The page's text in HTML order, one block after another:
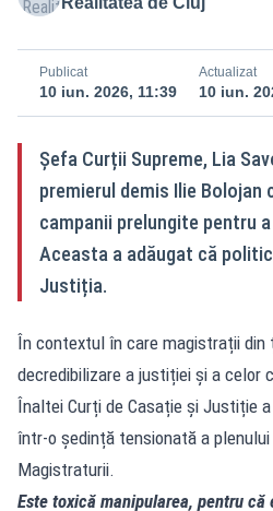
Publicat
10 iun. 2026, 11:39
Actualizat
10 iun.
Șefa Curții Supreme, Lia
premierul demis Ilie
campanii prelungite pentru
Aceasta a adăugat că
Justiția.
În contextul în care magistrații din
decredibilizare a justiției și a celor
Înaltei Curți de Casație și Justiție
într-o ședință tensionată a plenului
Magistraturii.
Este toxică manipularea, pentru